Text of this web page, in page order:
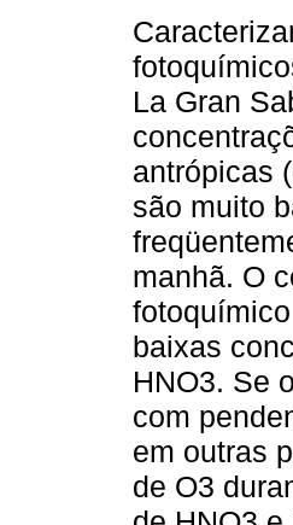
La Gran
antrópicas
são muito
manhã. O
baixas
HNO3. Se
com
em outras
de O3